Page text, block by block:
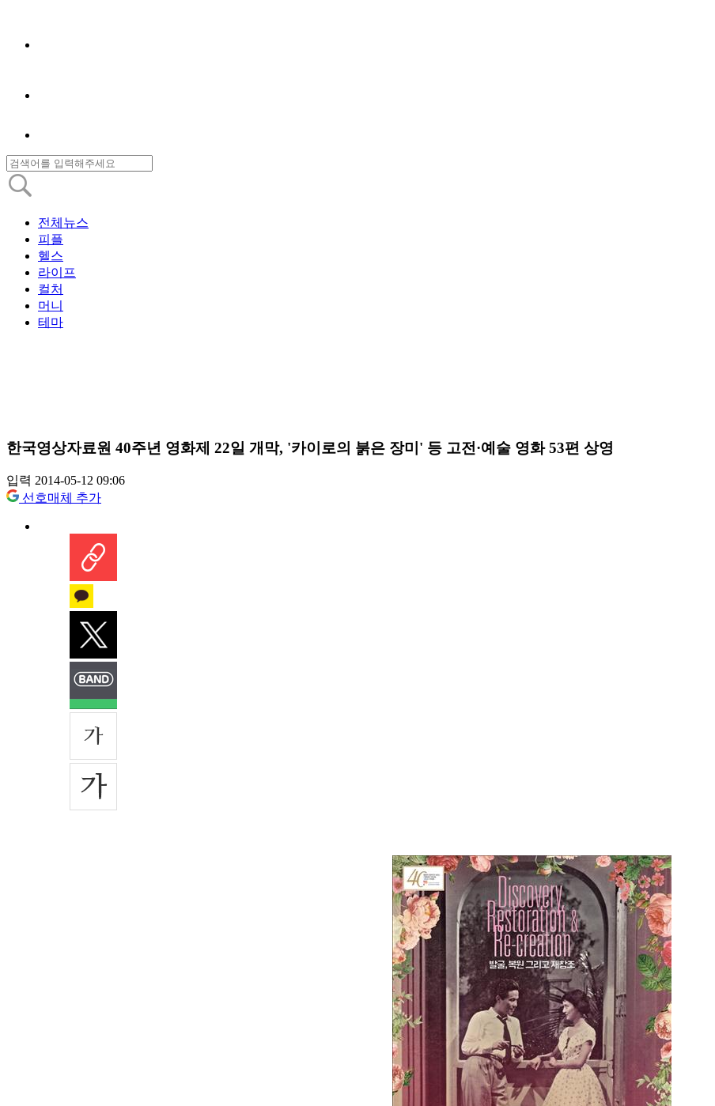
전체뉴스
피플
헬스
라이프
컬처
머니
테마
한국영상자료원 40주년 영화제 22일 개막, '카이로의 붉은 장미' 등 고전·예술 영화 53편 상영
입력 2014-05-12 09:06
선호매체 추가